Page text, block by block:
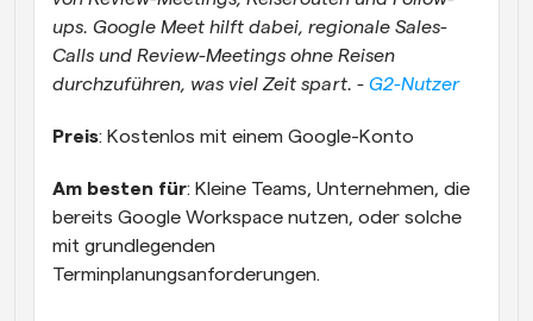
ups. Google Meet hilft dabei, regionale Sales-
Calls und Review-Meetings ohne Reisen
durchzuführen, was viel Zeit spart. - G2-Nutzer
Preis: Kostenlos mit einem Google-Konto
Am besten für: Kleine Teams, Unternehmen, die
bereits Google Workspace nutzen, oder solche
mit grundlegenden
Terminplanungsanforderungen.